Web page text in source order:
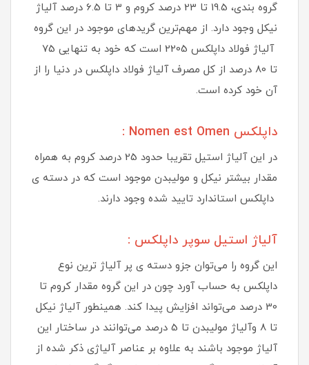
گروه بندی، 19.5 تا 23 درصد کروم و 3 تا 6.5 درصد آلیاژ
نیکل وجود دارد. از مهم‌ترین گریدهای موجود در این گروه
آلیاژ فولاد داپلکس 2205 است که خود به تنهایی 75
تا 80 درصد از کل مصرف آلیاژ فولاد داپلکس در دنیا را از
آن خود کرده است.
داپلکس Nomen est Omen :
در این آلیاژ استیل تقریبا حدود 25 درصد کروم به همراه
مقدار بیشتر نیکل و مولیبدن موجود است که در دسته ی
داپلکس استاندارد تایید شده وجود دارند.
آلیاژ استیل سوپر داپلکس :
این گروه را می‌توان جزو دسته ی پر آلیاژ ترین نوع
داپلکس به حساب آورد چون در این گروه مقدار کروم تا
30 درصد می‌تواند افزایش پیدا کند. همینطور آلیاژ نیکل
تا 8 وآلیاژ مولیبدن تا 5 درصد می‌توانند در ساختار این
آلیاژ موجود باشند به علاوه بر عناصر آلیاژی ذکر شده از